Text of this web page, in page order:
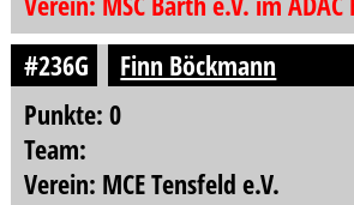
#236G
Finn Böckmann
Punkte: 0
Team:
Verein: MCE Tensfeld e.V.